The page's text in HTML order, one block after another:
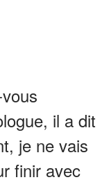
il a dit
je ne vais
finir avec